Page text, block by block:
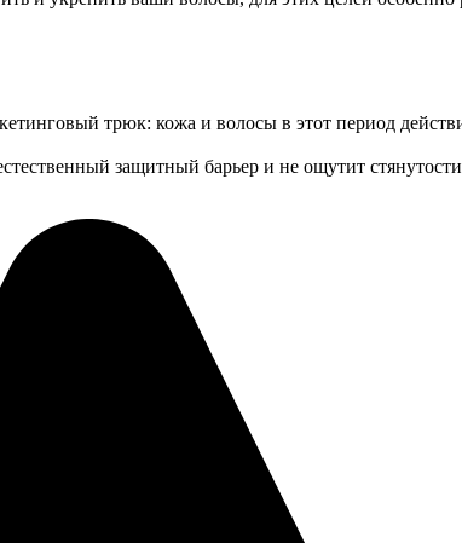
трюк: кожа и волосы в этот период
защитный барьер и не ощутит